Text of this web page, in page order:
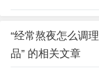
“经常熬夜怎么调
品” 的相关文章